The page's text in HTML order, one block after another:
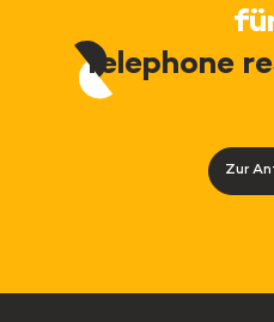
Telephone
Zur